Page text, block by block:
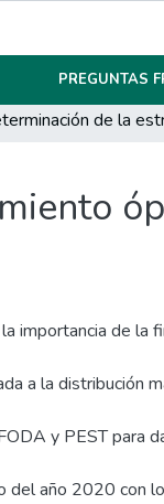
PREGUNTAS
importancia de la
a la distribución
y PEST para
del año 2020 con